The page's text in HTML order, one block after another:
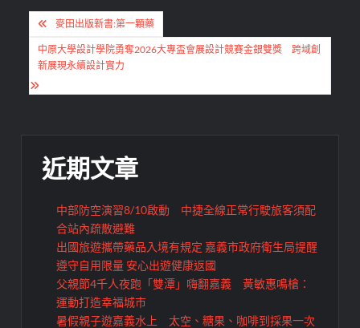
文
章
導
覽
麥田出版新書:第一顆藥
中原大學設計學院勇奪2026大專盃會展設計競賽金銀雙獎 跨域創
新展現永續設計實力
近期文章
中部防空演習8/10啟動 中捷全線正常行駛旅客須配
合站內疏散避難
出國旅遊攜帶藥品入境有規定 嘉義市政府衛生局提醒
遵守自用限量 安心出遊健康返國
父親節4千人夜跑「雙潭」嗨翻嘉義 黃敏惠鳴槍：
運動打造幸福城市
暑假親子遊嘉義水上 太空、糖果、咖啡到採果一次